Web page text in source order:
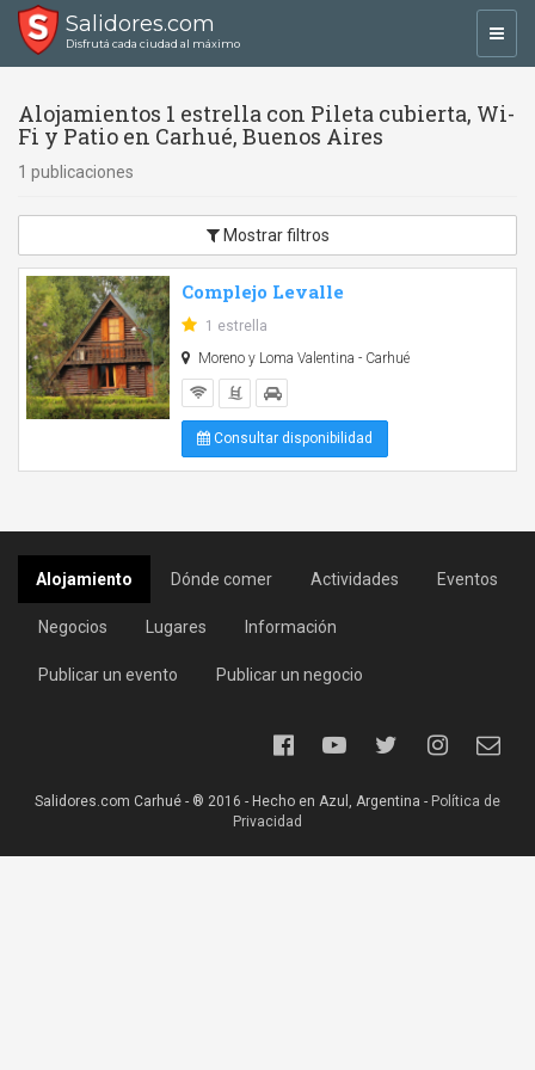
Salidores.com
Disfrutá cada ciudad al máximo
Alojamientos 1 estrella con Pileta cubierta, Wi-
Fi y Patio en Carhué, Buenos Aires
1 publicaciones
Mostrar filtros
Complejo Levalle
1 estrella
Moreno y Loma Valentina - Carhué
Consultar disponibilidad
Alojamiento Dónde comer Actividades Eventos
Negocios Lugares Información
Publicar un evento Publicar un negocio
Salidores.com Carhué - ® 2016 - Hecho en Azul, Argentina - Política de
Privacidad